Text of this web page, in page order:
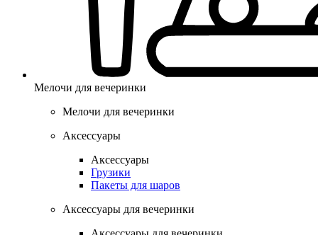
Мелочи для вечеринки
Мелочи для вечеринки
Аксессуары
Аксессуары
Грузики
Пакеты для шаров
Аксессуары для вечеринки